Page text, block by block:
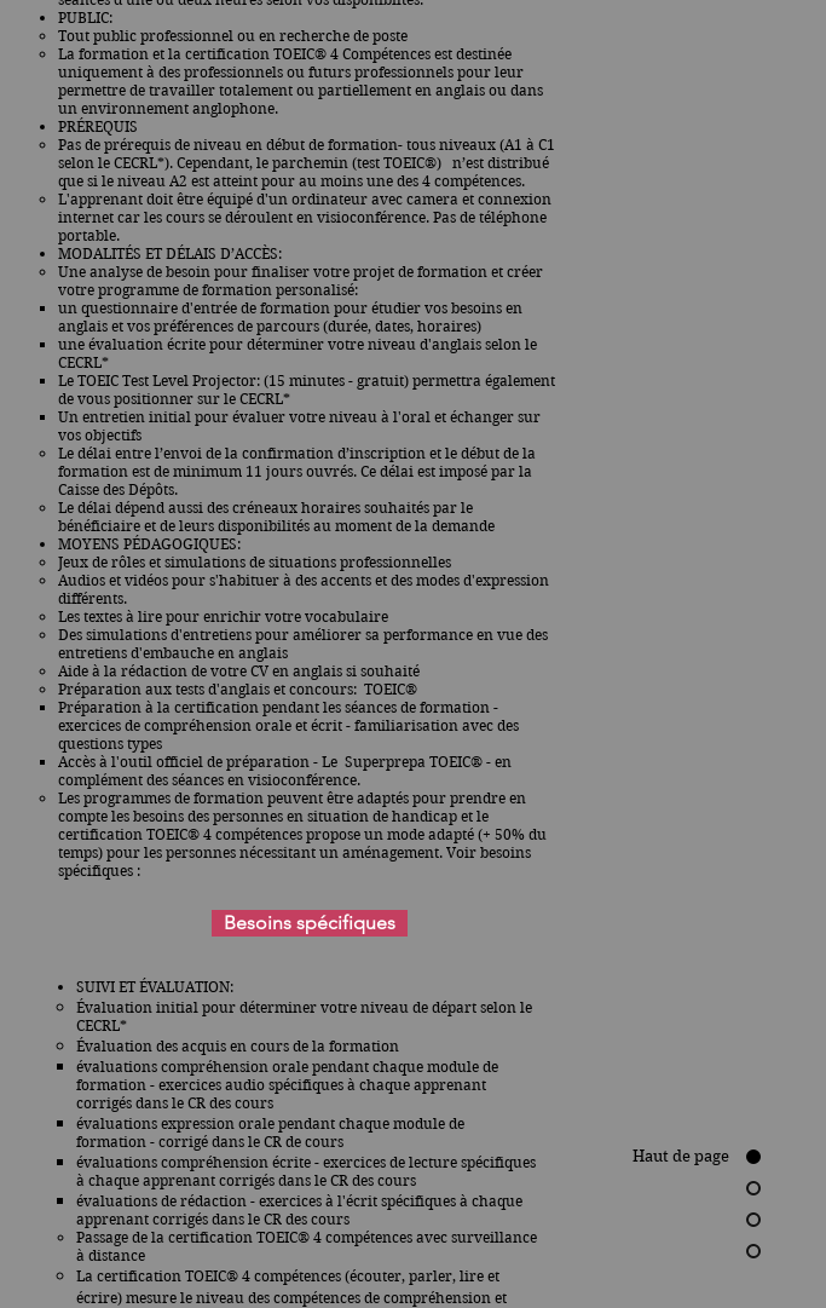
Haut de page
PUBLIC:
Tout public professionnel ou en recherche de poste
La formation et la certification TOEIC® 4 Compétences est destinée
uniquement à des professionnels ou futurs professionnels pour leur
permettre de travailler totalement ou partiellement en anglais ou dans
un environnement anglophone.
PRÉREQUIS
Pas de prérequis de niveau en début de formation- tous niveaux (A1 à C1
selon le CECRL*). Cependant, le parchemin (test TOEIC®) n’est distribué
que si le niveau A2 est atteint pour au moins une des 4 compétences.
L'apprenant doit être équipé d'un ordinateur avec camera et connexion
internet car les cours se déroulent en visioconférence. Pas de téléphone
portable.
MODALITÉS ET DÉLAIS D’ACCÈS:
Une analyse de besoin pour finaliser votre projet de formation et créer
votre programme de formation personalisé:
un questionnaire d'entrée de formation pour étudier vos besoins en
anglais et vos préférences de parcours (durée, dates, horaires)
une évaluation écrite pour déterminer votre niveau d'anglais selon le
CECRL*
Le TOEIC Test Level Projector: (15 minutes - gratuit) permettra également
de vous positionner sur le CECRL*
Un entretien initial pour évaluer votre niveau à l'oral et échanger sur
vos objectifs
Le délai entre l’envoi de la confirmation d’inscription et le début de la
formation est de minimum 11 jours ouvrés. Ce délai est imposé par la
Caisse des Dépôts.
Le délai dépend aussi des créneaux horaires souhaités par le
bénéficiaire et de leurs disponibilités au moment de la demande
MOYENS PÉDAGOGIQUES:
Jeux de rôles et simulations de situations professionnelles
Audios et vidéos pour s'habituer à des accents et des modes d'expression
différents.
Les textes à lire pour enrichir votre vocabulaire
Des simulations d'entretiens pour améliorer sa performance en vue des
entretiens d'embauche en anglais
Aide à la rédaction de votre CV en anglais si souhaité
Préparation aux tests d'anglais et concours: TOEIC®
Préparation à la certification pendant les séances de formation -
exercices de compréhension orale et écrit - familiarisation avec des
questions types
Accès à l'outil officiel de préparation - Le Superprepa TOEIC® - en
complément des séances en visioconférence.
Les programmes de formation peuvent être adaptés pour prendre en
compte les besoins des personnes en situation de handicap et le
certification TOEIC® 4 compétences propose un mode adapté (+ 50% du
temps) pour les personnes nécessitant un aménagement. Voir besoins
spécifiques :
Besoins spécifiques
SUIVI ET ÉVALUATION:
Évaluation initial pour déterminer votre niveau de départ selon le
CECRL*
Évaluation des acquis en cours de la formation
évaluations compréhension orale pendant chaque module de
formation - exercices audio spécifiques à chaque apprenant
corrigés dans le CR des cours
évaluations expression orale pendant chaque module de
formation - corrigé dans le CR de cours
évaluations compréhension écrite - exercices de lecture spécifiques
à chaque apprenant corrigés dans le CR des cours
évaluations de rédaction - exercices à l'écrit spécifiques à chaque
apprenant corrigés dans le CR des cours
Passage de la certification TOEIC® 4 compétences avec surveillance
à distance
La certification TOEIC® 4 compétences (écouter, parler, lire et
écrire) mesure le niveau des compétences de compréhension et